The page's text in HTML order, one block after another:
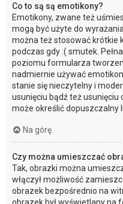
Co to są są emotikony?
Emotikony, zwane też
mogą być użyte do
można też stosować krótkie
podczas gdy :( smutek.
poziomu formularza
nadmiernie używać
stanie się nieczytelny i
usunięciu bądź też
może określić dopuszczalny
Na górę
Czy można umieszczać
Tak, obrazki można
włączył możliwość
obrazek bezpośrednio na